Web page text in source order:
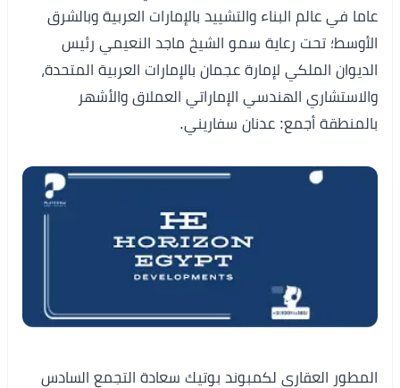
عاما في عالم البناء والتشييد بالإمارات العربية وبالشرق
الأوسط؛ تحت رعاية سمو الشيخ ماجد النعيمي رئيس
الديوان الملكي لإمارة عجمان بالإمارات العربية المتحدة،
والاستشاري الهندسي الإماراتي العملاق والأشهر
بالمنطقة أجمع: عدنان سفاريني.
المطور العقاري لكمبوند بوتيك سعادة التجمع السادس